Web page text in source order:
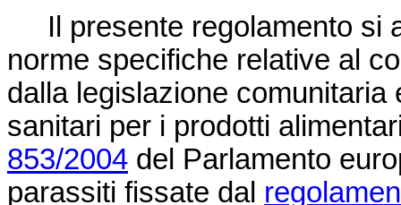
Il presente regolamento si
norme specifiche relative al
dalla legislazione
sanitari per i prodotti
853/2004 del Parlamento
parassiti fissate dal